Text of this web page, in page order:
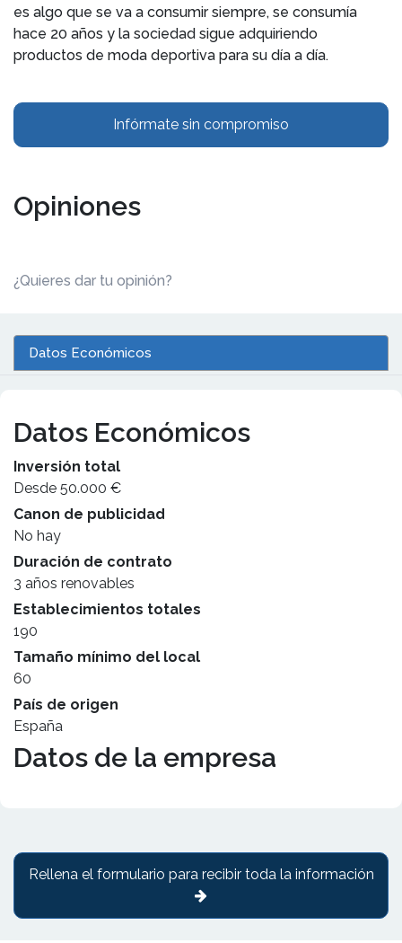
es algo que se va a consumir siempre, se consumía
hace 20 años y la sociedad sigue adquiriendo
productos de moda deportiva para su día a día.
Infórmate sin compromiso
Opiniones
¿Quieres dar tu opinión?
Datos Económicos
Datos Económicos
Inversión total
Desde 50.000 €
Canon de publicidad
No hay
Duración de contrato
3 años renovables
Establecimientos totales
190
Tamaño mínimo del local
60
País de origen
España
Datos de la empresa